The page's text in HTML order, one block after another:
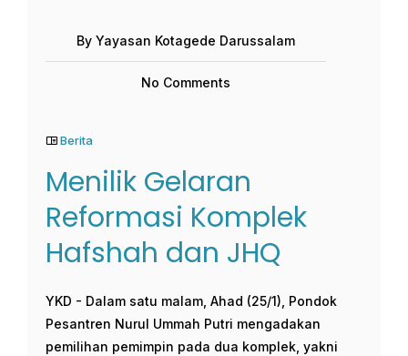
By Yayasan Kotagede Darussalam
No Comments
Berita
Menilik Gelaran
Reformasi Komplek
Hafshah dan JHQ
YKD - Dalam satu malam, Ahad (25/1), Pondok
Pesantren Nurul Ummah Putri mengadakan
pemilihan pemimpin pada dua komplek, yakni